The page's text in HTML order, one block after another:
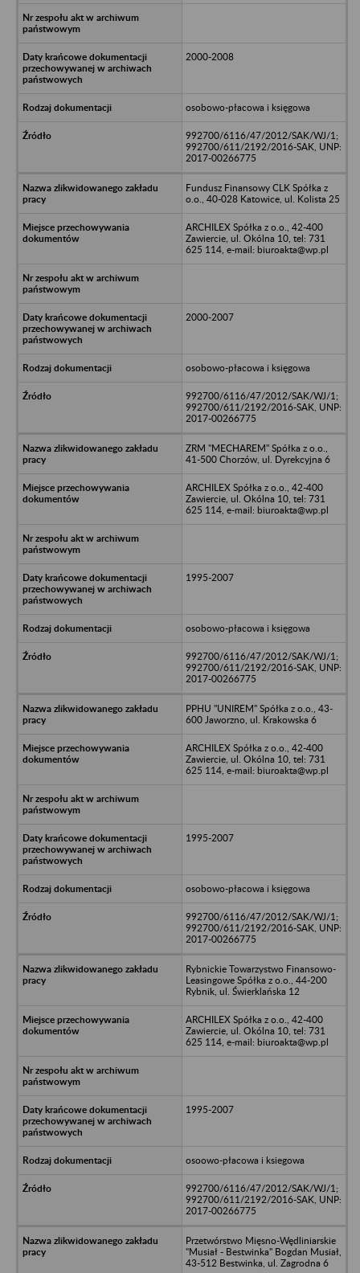
2000-2008
osobowo-płacowa i księgowa
992700/6116/47/2012/SAK/WJ/1;
992700/611/2192/2016-SAK, UNP:
2017-00266775
Fundusz Finansowy CLK Spółka z
o.o., 40-028 Katowice, ul. Kolista 25
ARCHILEX Spółka z o.o., 42-400
Zawiercie, ul. Okólna 10, tel: 731
625 114, e-mail: biuroakta@wp.pl
2000-2007
osobowo-płacowa i księgowa
992700/6116/47/2012/SAK/WJ/1;
992700/611/2192/2016-SAK, UNP:
2017-00266775
ZRM "MECHAREM" Spółka z o.o.,
41-500 Chorzów, ul. Dyrekcyjna 6
ARCHILEX Spółka z o.o., 42-400
Zawiercie, ul. Okólna 10, tel: 731
625 114, e-mail: biuroakta@wp.pl
1995-2007
osobowo-płacowa i księgowa
992700/6116/47/2012/SAK/WJ/1;
992700/611/2192/2016-SAK, UNP:
2017-00266775
PPHU "UNIREM" Spółka z o.o., 43-
600 Jaworzno, ul. Krakowska 6
ARCHILEX Spółka z o.o., 42-400
Zawiercie, ul. Okólna 10, tel: 731
625 114, e-mail: biuroakta@wp.pl
1995-2007
osobowo-płacowa i księgowa
992700/6116/47/2012/SAK/WJ/1;
992700/611/2192/2016-SAK, UNP:
2017-00266775
Rybnickie Towarzystwo Finansowo-
Leasingowe Spółka z o.o., 44-200
Rybnik, ul. Świerklańska 12
ARCHILEX Spółka z o.o., 42-400
Zawiercie, ul. Okólna 10, tel: 731
625 114, e-mail: biuroakta@wp.pl
1995-2007
osoowo-płacowa i ksiegowa
992700/6116/47/2012/SAK/WJ/1;
992700/611/2192/2016-SAK, UNP:
2017-00266775
Przetwórstwo Mięsno-Wędliniarskie
"Musiał - Bestwinka" Bogdan Musiał,
43-512 Bestwinka, ul. Zagrodna 6